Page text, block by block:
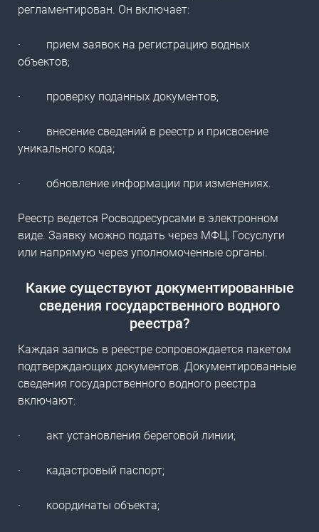
регламентирован. Он включает:
·
прием заявок на регистрацию водных
объектов;
· проверку поданных документов;
·
внесение сведений в реестр и присвоение
уникального кода;
· обновление информации при изменениях.
Реестр ведется Росводресурсами в электронном
виде. Заявку можно подать через МФЦ, Госуслуги
или напрямую через уполномоченные органы.
Какие существуют документированные
сведения государственного водного
реестра?
Каждая запись в реестре сопровождается пакетом
подтверждающих документов. Документированные
сведения государственного водного реестра
включают:
· акт установления береговой линии;
· кадастровый паспорт;
· координаты объекта;